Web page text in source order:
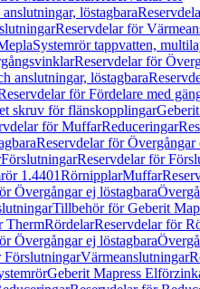
löstagbara
Reservdelar för
Systemrör tappvatten,
Reservdelar för
anslutningar, löstagbara
för Fördelare med
skruv för flänskopplingar
för MuffarReduceringar
Reservdelar för Övergångar
FörslutningarReservdelar för
1.4401RörnipplarMuffar
Övergångar ej löstagbara
Tillbehör för Geberit
ThermRördelarReservdelar för
Övergångar ej löstagbara
FörslutningarVärmeanslutningar
Geberit Mapress